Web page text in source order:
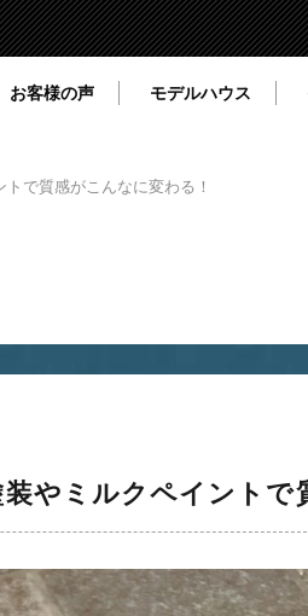
お客様の声 モデルハウス
で質感がこんなに変わる！
やミルクペイントで